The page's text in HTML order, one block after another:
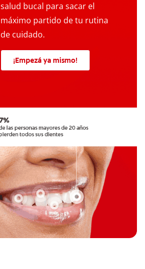
salud bucal para sacar el
máximo partido de tu rutina
de cuidado.
¡Empezá ya mismo!